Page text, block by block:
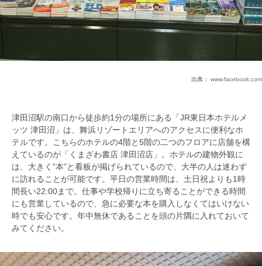
出典： www.facebook.com
津田沼駅の南口から徒歩約1分の場所にある「JR東日本ホテルメ
ッツ 津田沼」は、舞浜リゾートエリアへのアクセスに便利なホ
テルです。こちらのホテルの4階と5階の二つのフロアに店舗を構
えているのが「くまざわ書店 津田沼店」。ホテルの建物外観に
は、大きく”本”と看板が掲げられているので、大半の人は迷わず
に訪れることが可能です。平日の営業時間は、土日祝よりも1時
間長い22:00まで。仕事や学校帰りに立ち寄ることができる時間
にも営業しているので、急に必要な本を購入しなくてはいけない
時でも安心です。年中無休であることを頭の片隅に入れておいて
みてください。